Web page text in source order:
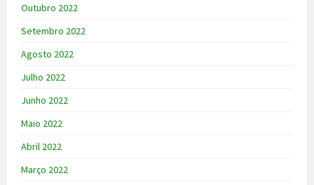
Outubro 2022
Setembro 2022
Agosto 2022
Julho 2022
Junho 2022
Maio 2022
Abril 2022
Março 2022